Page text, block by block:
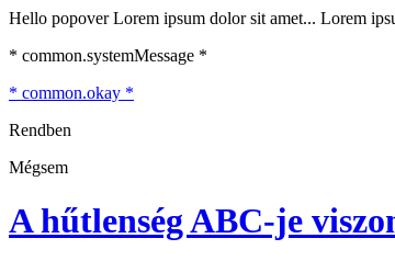
Hello popover Lorem ipsum dolor sit amet... Lorem
* common.systemMessage *
* common.okay *
Rendben
Mégsem
A hűtlenség ABC-je